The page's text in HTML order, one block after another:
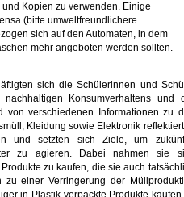
Kopien zu verwenden. Einige
(bitte umweltfreundlichere
sich auf den Automaten, in dem
mehr angeboten werden sollten.
sich die Schülerinnen und
Konsumverhaltens und
von verschiedenen Informationen zu
Kleidung sowie Elektronik
und setzten sich Ziele, um
zu agieren. Dabei nahmen sie
zu kaufen, die sie auch
zu einer Verringerung der
in Plastik verpackte Produkte kaufen